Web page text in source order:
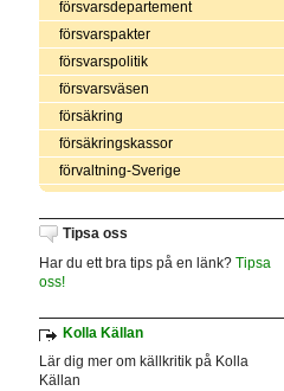
försvarsdepartement
försvarspakter
försvarspolitik
försvarsväsen
försäkring
försäkringskassor
förvaltning-Sverige
Tipsa oss
Har du ett bra tips på en länk? Tipsa
oss!
Kolla Källan
Lär dig mer om källkritik på Kolla
Källan